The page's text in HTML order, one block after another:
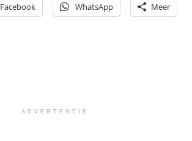
Facebook WhatsApp Meer
ADVERTENTIE